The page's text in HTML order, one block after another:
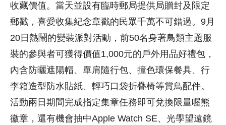
收藏價值。當天並設有臨時郵局提供局贈封及限定
郵戳，喜愛收集紀念章戳的民眾千萬不可錯過。9月
20日熱鬧的變裝派對活動，前50名身著鳥類主題服
裝的參與者可獲得價值1,000元的戶外用品好禮包，
內含防曬遮陽帽、單肩隨行包、撞色環保餐具、行
李箱造型防水貼紙、輕巧口袋折疊椅等賞鳥配件。
活動兩日期間完成指定集章任務即可兌換限量喔熊
徽章，還有機會抽中Apple Watch SE、光學望遠鏡